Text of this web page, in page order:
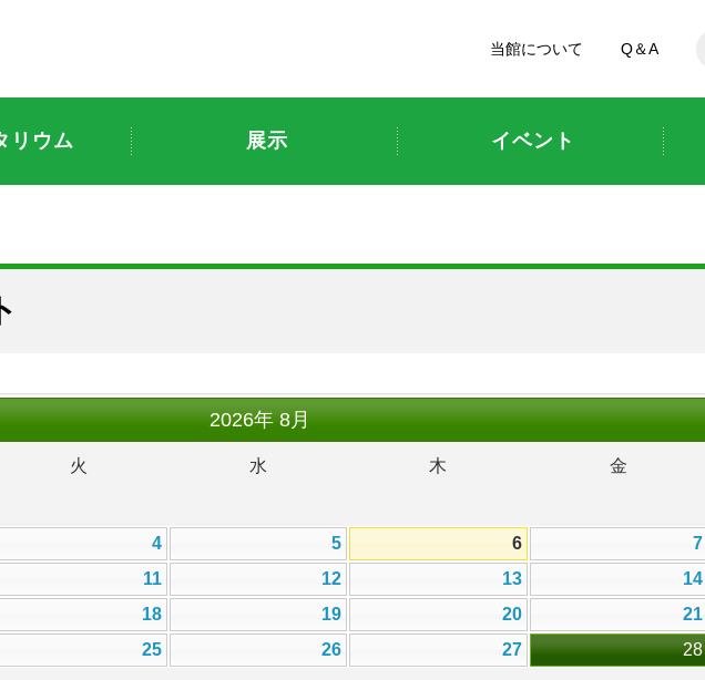
当館について
Q＆A
リウム 展示 イベント
2026年8月
火 水 木 金
4 5 6 7
11 12 13 14
18 19 20 21
25 26 27 28